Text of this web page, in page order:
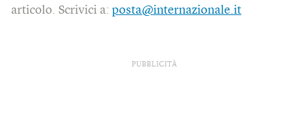
articolo. Scrivici a: posta@internazionale.it
PUBBLICITÀ